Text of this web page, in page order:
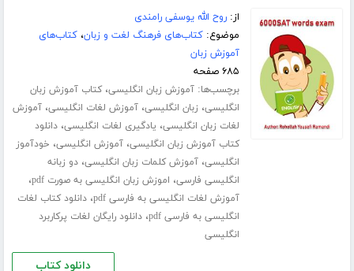
از:روح الله یوسفی رامندی
موضوع:کتاب‌های فرهنگ لغت و زبان،کتاب‌های
آموزش زبان
۶۸۵ صفحه
برچسب‌ها:آموزش زبان انگلیسی،کتاب آموزش زبان
انگلیسی، زبان انگلیسی،آموزش لغات انگلیسی،آموزش
لغات زبان انگلیسی، یادگیری لغات انگلیسی،دانلود
کتاب آموزش زبان انگلیسی،آموزش انگلیسی، خودآموز
انگلیسی،آموزش کلمات زبان انگلیسی،دو زبانه
انگلیسی فارسی، اموزش زبان انگلیسی به صورت pdf ،
آموزش لغات انگلیسی به فارسی pdf ،دانلود کتاب لغات
انگلیسی به فارسی pdf
،دانلود رایگان لغات پرکاربرد
انگلیسی
دانلود کتاب